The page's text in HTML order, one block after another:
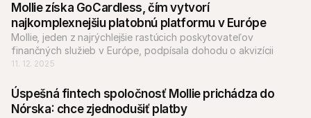
Mollie získa GoCardless, čím vytvorí
najkomplexnejšiu platobnú platformu v Európe
Mollie, jeden z najrýchlejšie rastúcich poskytovateľov
finančných služieb v Európe, podpísala dohodu o akvizícii
spoločnosti GoCardless, špecializujúcej sa na bankové platby.
11. 12. 2025
Úspešná fintech spoločnosť Mollie prichádza do
Nórska: chce zjednodušiť platby